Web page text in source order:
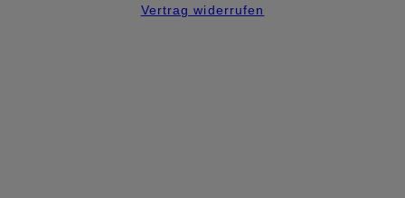
Vertrag widerrufen